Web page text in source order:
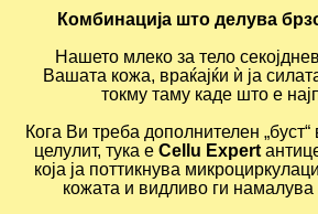
Комбинација што делува
Нашето млеко за тело
Вашата кожа, враќајќи ѝ ја
токму таму каде што е
Кога Ви треба дополнителен
целулит, тука е Cellu Expert
која ја поттикнува
кожата и видливо ги